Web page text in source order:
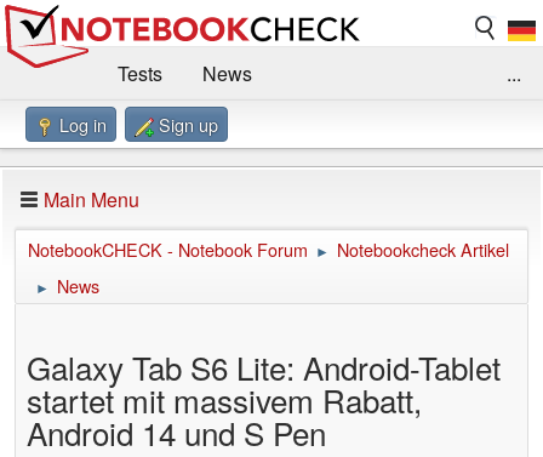
Tests
News
Benchmarks / Technik
Forum
Impressum
...
Log in Sign up
Main Menu
NotebookCHECK - Notebook Forum ► Notebookcheck Artikel
► News
Galaxy Tab S6 Lite: Android-Tablet
startet mit massivem Rabatt,
Android 14 und S Pen